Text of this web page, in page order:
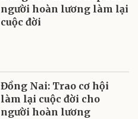
người hoàn lương làm lại
cuộc đời
Đồng Nai: Trao cơ hội
làm lại cuộc đời cho
người hoàn lương